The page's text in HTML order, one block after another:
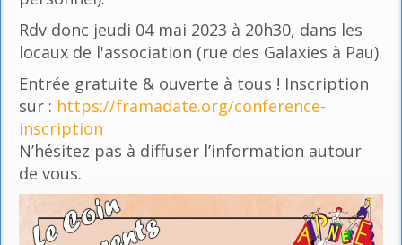
Rdv donc jeudi 04 mai 2023 à 20h30, dans les
locaux de l'association (rue des Galaxies à Pau).
Entrée gratuite & ouverte à tous ! Inscription
sur : https://framadate.org/conference-
inscription
N’hésitez pas à diffuser l’information autour
de vous.